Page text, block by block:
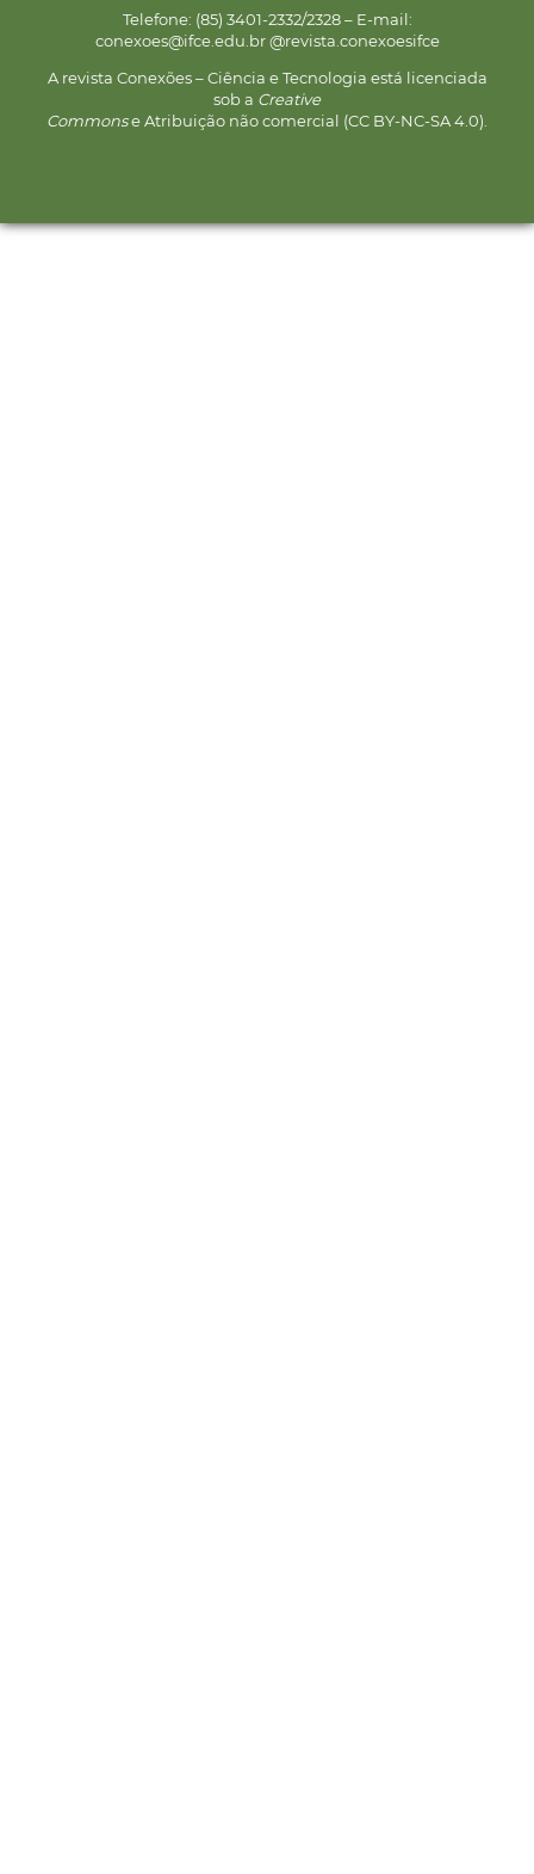
Telefone: (85) 3401-2332/2328 – E-mail:
conexoes@ifce.edu.br @revista.conexoesifce
A revista Conexões – Ciência e Tecnologia está licenciada
sob a Creative
Commonse Atribuição não comercial (CC BY-NC-SA 4.0).